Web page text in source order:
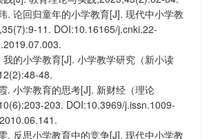
. 论回归童年的小学教育[J]. 现代中小学教
11. DOI:10.16165/j.cnki.22-
我的小学教育[J]. 小学教学研究（新小读
48.
. 小学教育的思考[J]. 新财经（理论
203. DOI:10.3969/j.issn.1009-
. 反思小学教育中的竞争[J]. 现代中小学教